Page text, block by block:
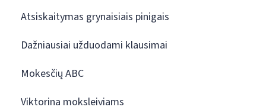
Atsiskaitymas grynaisiais pinigais
Dažniausiai užduodami klausimai
Mokesčių ABC
Viktorina moksleiviams